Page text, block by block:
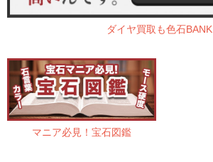
ダイヤ買取も色石BANK
マニア必見！宝石図鑑